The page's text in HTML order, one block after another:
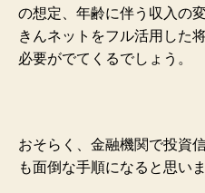
の想定、年齢に伴う収入の
きんネットをフル活用した
必要がでてくるでしょう。
おそらく、金融機関で投資
も面倒な手順になると思いま